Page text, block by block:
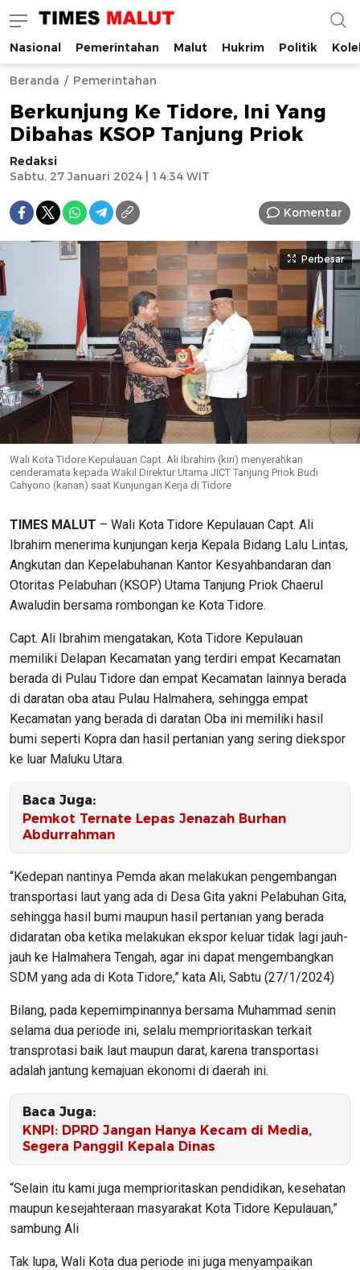
Times Malut
Berita Maluku Utara Terbaru
Nasional Pemerintahan Malut Hukrim Politik
Beranda Pemerintahan
Berkunjung Ke Tidore, Ini Yang
Dibahas KSOP Tanjung Priok
Redaksi
Sabtu, 27 Januari 2024 | 14:34 WIT
Komentar
Perbesar
Wali Kota Tidore Kepulauan Capt. Ali Ibrahim (kiri) menyerahkan
cenderamata kepada Wakil Direktur Utama JICT Tanjung Priok Budi
Cahyono (kanan) saat Kunjungan Kerja di Tidore
TIMES MALUT – Wali Kota Tidore Kepulauan Capt. Ali
Ibrahim menerima kunjungan kerja Kepala Bidang Lalu Lintas,
Angkutan dan Kepelabuhanan Kantor Kesyahbandaran dan
Otoritas Pelabuhan (KSOP) Utama Tanjung Priok Chaerul
Awaludin bersama rombongan ke Kota Tidore.
Capt. Ali Ibrahim mengatakan, Kota Tidore Kepulauan
memiliki Delapan Kecamatan yang terdiri empat Kecamatan
berada di Pulau Tidore dan empat Kecamatan lainnya berada
di daratan oba atau Pulau Halmahera, sehingga empat
Kecamatan yang berada di daratan Oba ini memiliki hasil
bumi seperti Kopra dan hasil pertanian yang sering diekspor
ke luar Maluku Utara.
Baca Juga:
Pemkot Ternate Lepas Jenazah Burhan
Abdurrahman
“Kedepan nantinya Pemda akan melakukan pengembangan
transportasi laut yang ada di Desa Gita yakni Pelabuhan Gita,
sehingga hasil bumi maupun hasil pertanian yang berada
didaratan oba ketika melakukan ekspor keluar tidak lagi jauh-
jauh ke Halmahera Tengah, agar ini dapat mengembangkan
SDM yang ada di Kota Tidore,” kata Ali, Sabtu (27/1/2024)
Bilang, pada kepemimpinannya bersama Muhammad senin
selama dua periode ini, selalu memprioritaskan terkait
transprotasi baik laut maupun darat, karena transportasi
adalah jantung kemajuan ekonomi di daerah ini.
Baca Juga:
KNPI: DPRD Jangan Hanya Kecam di Media,
Segera Panggil Kepala Dinas
“Selain itu kami juga memprioritaskan pendidikan, kesehatan
maupun kesejahteraan masyarakat Kota Tidore Kepulauan,”
sambung Ali
Tak lupa, Wali Kota dua periode ini juga menyampaikan